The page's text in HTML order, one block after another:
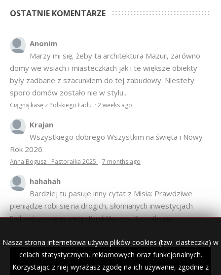
OSTATNIE KOMENTARZE
Anonim
Marzy mi się, żeby ta architektura Mazur, zarówno
domy we wsiach i miasteczkach jak i te większe obiekty
były zadbane z szacunkiem do tej zabudowy. Niestety
sporo domów zostało nie w stylu...
Ciągną kasę z Polskiego Ładu · 2 weeks ago
Krajan
Wszystkiego dobrego Wszystkim na święta i Nowy
Rok 2026
Anna Bogusz - Pastorałka 2025 · 7 months ago
hahahah
Bardziej tu pasuje inny cytat z Misia: Prawdziwe
pieniądze robi się na drogich, słomianych inwestycjach
Podpisali umowę na wieżę - Kurek Mazurski·7 months ago
Nasza strona internetowa używa plików cookies (tzw. ciasteczka) w
celach statystycznych, reklamowych oraz funkcjonalnych.
Korzystając z niej wyrażasz zgodę na ich używanie, zgodnie z
© 2007–2018 Kurek Mazurski — archiwalne wydania lokalnej